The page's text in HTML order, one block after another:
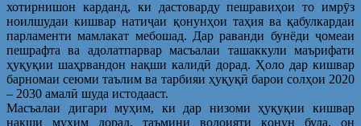
хотирнишон карданд, ки дастоварду пешравиҳои то имрӯз
ноилшудаи кишвар натиҷаи қонунҳои таҳия ва қабулкардаи
парламенти мамлакат мебошад. Дар раванди бунёди ҷомеаи
пешрафта ва адолатпарвар масъалаи ташаккули маърифати
ҳуқуқии шаҳрвандон нақши калидӣ дорад. Ҳоло дар кишвар
барномаи сеюми таълим ва тарбияи ҳуқуқӣ барои солҳои 2020
– 2030 амалӣ шуда истодааст.
Масъалаи дигари муҳим, ки дар низоми ҳуқуқии кишвар
нақши муҳим дорад, таъмини волоияти қонун буда, он